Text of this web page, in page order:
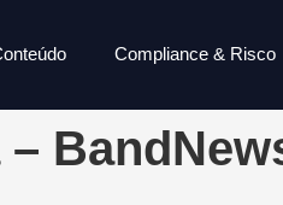
Compliance & Risco